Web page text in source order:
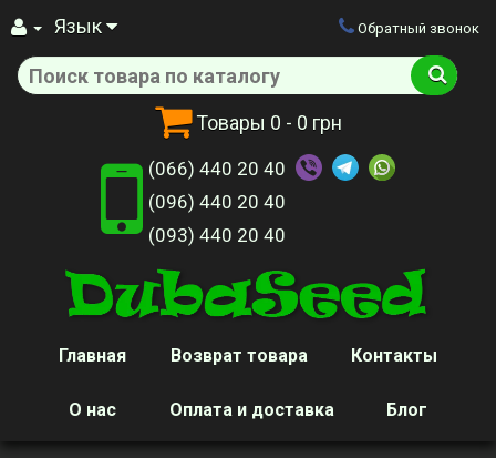
Язык
Товары 0 - 0 грн
Обратный звонок
(066) 440 20 40
(096) 440 20 40
(093) 440 20 40
Главная Возврат товара Контакты
О нас Оплата и доставка Блог